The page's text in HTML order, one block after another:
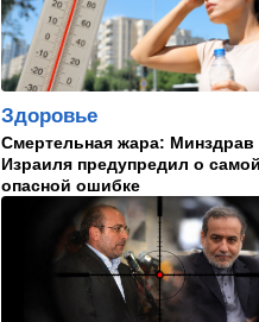
что выяснили ученые
13:47 Ближний Восток
Турция все ближе
отношениях с
провокационное
13:45 В мире
Помидоры научились
предупреждать
опасном вирусе
Здоровье
Смертельная жара: Минздрав
Израиля предупредил о самой
опасной ошибке